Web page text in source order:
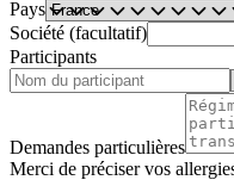
Pays
Société (facultatif)
Participants
Demandes particulières
Merci de préciser vos